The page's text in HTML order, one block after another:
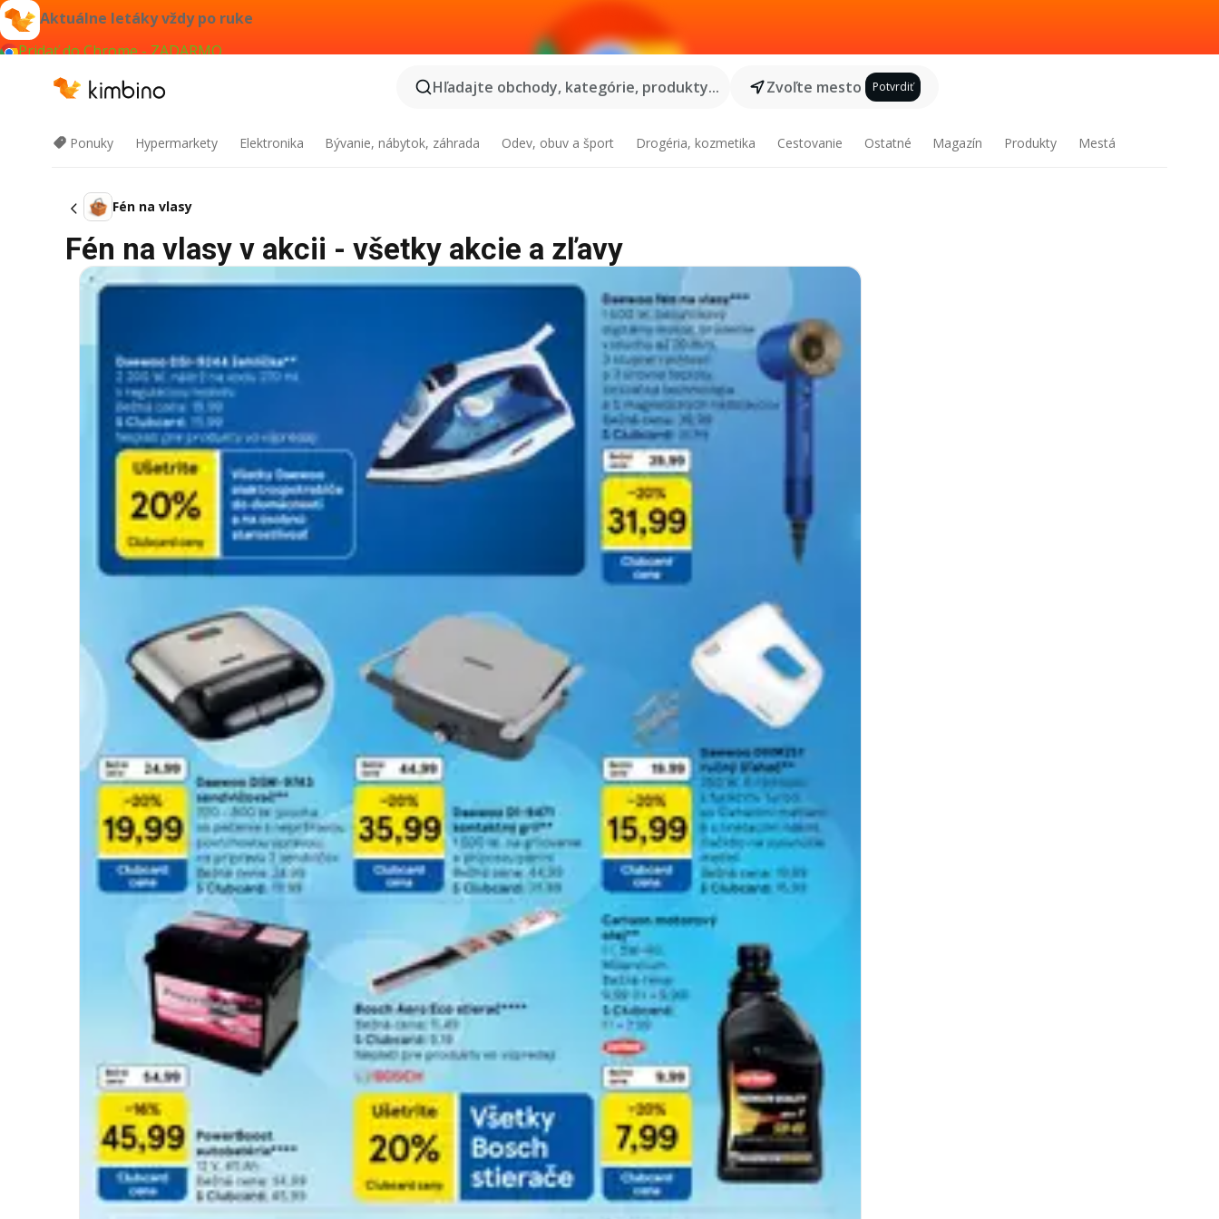
Aktuálne letáky vždy po ruke
Pridať do Chrome - ZADARMO
Hľadajte obchody, kategórie, produkty...
Zvoľte mesto Potvrdiť
Ponuky Hypermarkety Elektronika Bývanie, nábytok, záhrada Odev, obuv a šport Drogéria, kozmetika Cestovanie Ostatné Magazín Produkty Mestá
Fén na vlasy
Fén na vlasy v akcii - všetky akcie a zľavy